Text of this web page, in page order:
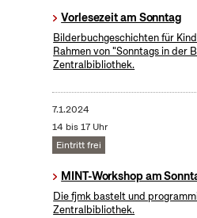
Vorlesezeit am Sonntag
Bilderbuchgeschichten für
Rahmen von "Sonntags in der
Zentralbibliothek.
7.1.2024
14 bis 17 Uhr
Eintritt frei
MINT-Workshop am
Die fjmk bastelt und
Zentralbibliothek.